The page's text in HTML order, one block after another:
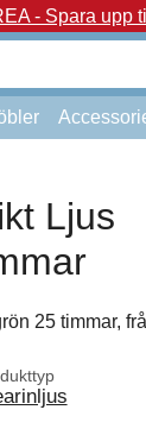
- Spara upp
Ljus
25 timmar,